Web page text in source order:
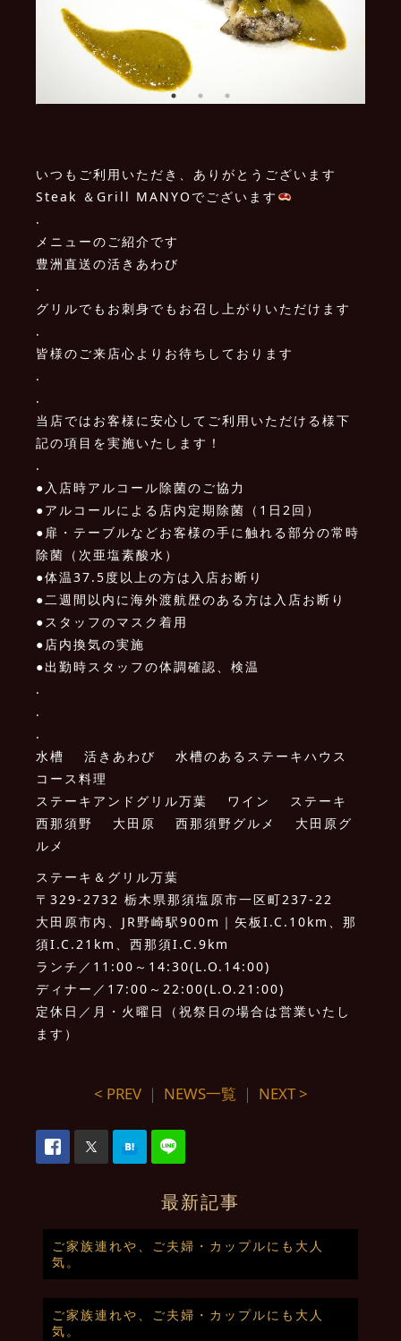
いつもご利用いただき、ありがとうございます
Steak ＆Grill MANYOでございます
.
メニューのご紹介です
豊洲直送の活きあわび️️
.
グリルでもお刺身でもお召し上がりいただけます
.
皆様のご来店心よりお待ちしております
.
.
当店ではお客様に安心してご利用いただける様下
記の項目を実施いたします！
.
●入店時アルコール除菌のご協力
●アルコールによる店内定期除菌（1日2回）
●扉・テーブルなどお客様の手に触れる部分の常時
除菌（次亜塩素酸水）
●体温37.5度以上の方は入店お断り
●二週間以内に海外渡航歴のある方は入店お断り
●スタッフのマスク着用
●店内換気の実施
●出勤時スタッフの体調確認、検温
.
.
.
水槽 活きあわび 水槽のあるステーキハウス
コース料理
ステーキアンドグリル万葉 ワイン ステーキ
西那須野 大田原 西那須野グルメ 大田原グ
ルメ
ステーキ＆グリル万葉
〒329-2732 栃木県那須塩原市一区町237-22
大田原市内、JR野崎駅900m｜矢板I.C.10km、那
須I.C.21km、西那須I.C.9km
ランチ／11:00～14:30(L.O.14:00)
ディナー／17:00～22:00(L.O.21:00)
定休日／月・火曜日（祝祭日の場合は営業いたし
ます）
< PREV｜ NEWS一覧 ｜ NEXT >
最新記事
ご家族連れや、ご夫婦・カップルにも大人
気。
ご家族連れや、ご夫婦・カップルにも大人
気。